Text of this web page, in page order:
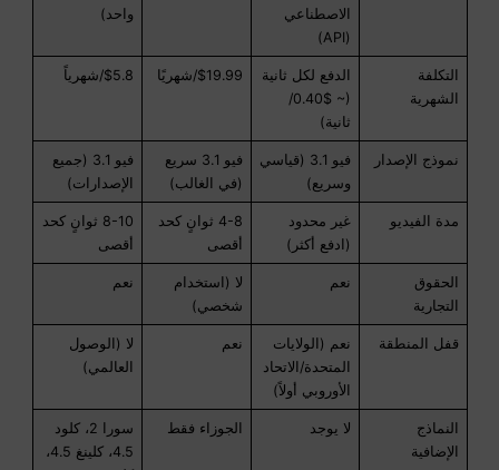
الاصطناعي
(API)
واحد)
التكلفة
الشهرية
الدفع لكل ثانية
(~ $0.40/
ثانية)
$19.99/شهريًا $5.8/شهرياً
نموذج الإصدار
فيو 3.1 (قياسي
وسريع)
فيو 3.1 سريع
(في الغالب)
فيو 3.1 (جميع
الإصدارات)
مدة الفيديو
غير محدود
(ادفع أكثر)
4-8 ثوانٍ كحد
أقصى
8-10 ثوانٍ كحد
أقصى
الحقوق
التجارية
نعم
لا (استخدام
شخصي)
نعم
قفل المنطقة
نعم (الولايات
المتحدة/الاتحاد
الأوروبي أولاً)
نعم
لا (الوصول
العالمي)
النماذج
الإضافية
لا يوجد الجوزاء فقط
سورا 2، كلود
4.5، كلينغ 4.5،